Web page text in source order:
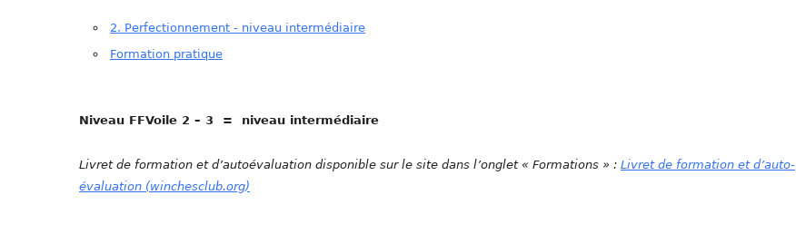
2. Perfectionnement - niveau intermédiaire
Formation pratique
Niveau FFVoile 2 – 3 = niveau intermédiaire
Livret de formation et d’autoévaluation disponible sur le site dans l’onglet « Formations » : Livret de formation et d’auto-
évaluation (winchesclub.org)